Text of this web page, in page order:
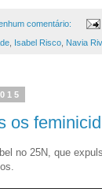
comentário:
Isabel Risco Navia
os
no 25N, que